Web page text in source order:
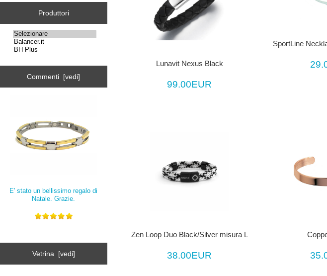
Produttori
Commenti [vedi]
E' stato un bellissimo regalo di
Natale. Grazie.
Vetrina [vedi]
Lunavit Nexus Black
99.00EUR
SportLine
Zen Loop Duo Black/Silver misura L
38.00EUR